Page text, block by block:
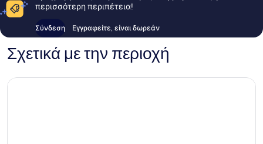
περισσότερη περιπέτεια!
Σύνδεση Εγγραφείτε, είναι δωρεάν
Σχετικά με την περιοχή